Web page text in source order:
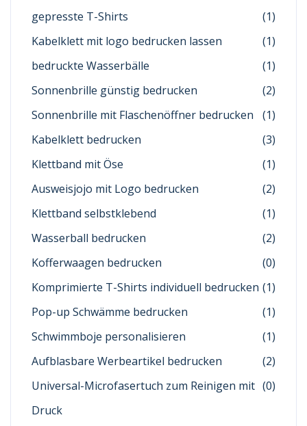
gepresste T-Shirts
(1)
Kabelklett mit logo bedrucken lassen
(1)
bedruckte Wasserbälle
(1)
Sonnenbrille günstig bedrucken
(2)
Sonnenbrille mit Flaschenöffner bedrucken
(1)
Kabelklett bedrucken
(3)
Klettband mit Öse
(1)
Ausweisjojo mit Logo bedrucken
(2)
Klettband selbstklebend
(1)
Wasserball bedrucken
(2)
Kofferwaagen bedrucken
(0)
Komprimierte T-Shirts individuell bedrucken (1)
Pop-up Schwämme bedrucken
(1)
Schwimmboje personalisieren
(1)
Aufblasbare Werbeartikel bedrucken
(2)
Universal-Microfasertuch zum Reinigen mit
Druck
(0)